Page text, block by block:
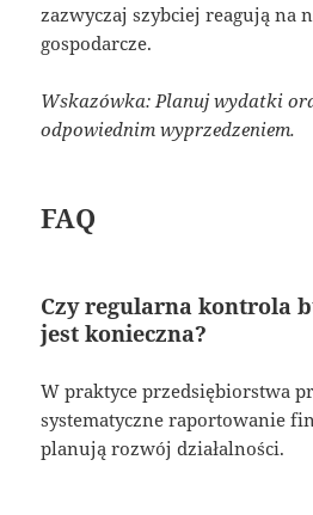
zazwyczaj szybciej reagują na
gospodarcze.
Wskazówka: Planuj wydatki
odpowiednim wyprzedzeniem.
FAQ
Czy regularna kontrola
jest konieczna?
W praktyce przedsiębiorstwa
systematyczne raportowanie
planują rozwój działalności.